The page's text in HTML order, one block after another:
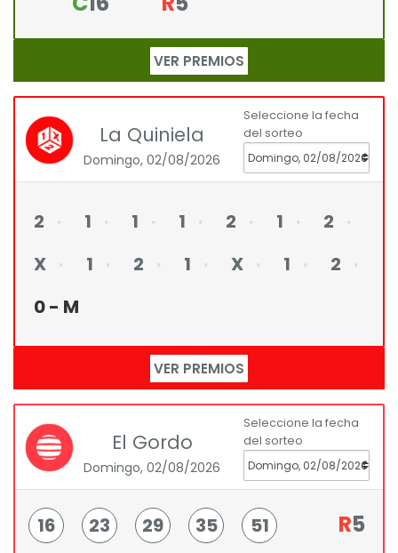
VER PREMIOS
La Quiniela
Domingo, 02/08/2026
Seleccione la fecha
del sorteo
2 1 1 1 2 1
2
X
1 2 1 X 1
2
0 - M
VER PREMIOS
El Gordo
Domingo, 02/08/2026
Seleccione la fecha
del sorteo
16 23 29 35 51 R5